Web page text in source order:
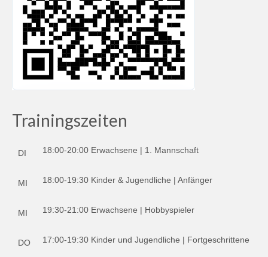
Trainingszeiten
DI 18:00-20:00 Erwachsene | 1. Mannschaft
MI 18:00-19:30 Kinder & Jugendliche | Anfänger
MI 19:30-21:00 Erwachsene | Hobbyspieler
DO 17:00-19:30 Kinder und Jugendliche | Fortgeschrittene